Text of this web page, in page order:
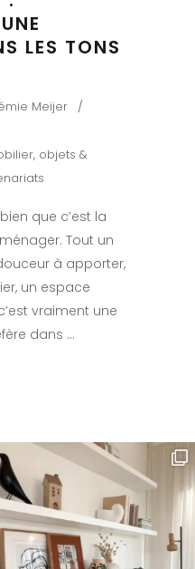
LES TONS
Meijer
, objets &
que c’est la
Tout un
à apporter,
un espace
vraiment une
dans